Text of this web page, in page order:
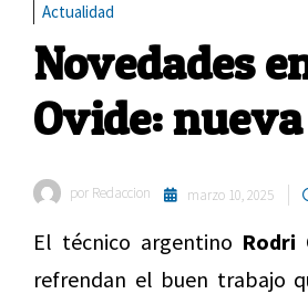
Actualidad
Novedades
Ovide:
por Redaccion marzo 10, 2025
El técnico argentino Rodri
refrendan el buen trabajo